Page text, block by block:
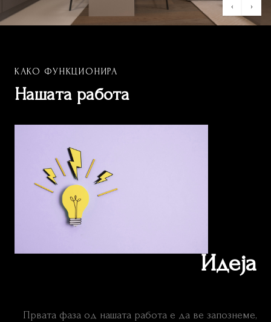
‹ ›
КАКО ФУНКЦИОНИРА
Нашата работа
Идеја
Првата фаза од нашата работа е да ве запознеме,